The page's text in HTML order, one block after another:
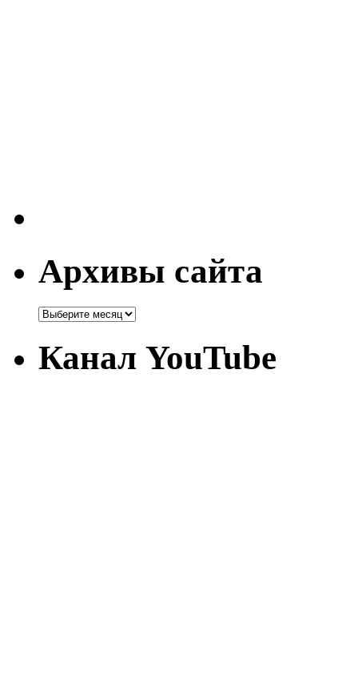
Архивы сайта
Канал YouTube